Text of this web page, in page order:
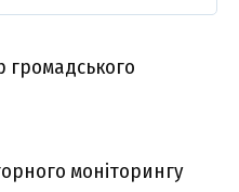
громадського
моніторингу